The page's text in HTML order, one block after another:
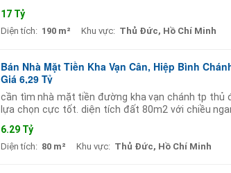
17 Tỷ
Diện tích: 190 m² Khu vực: Thủ Đức, Hồ Chí Minh
Bán Nhà Mặt Tiền Kha Vạn Cân, Hiệp Bình
Giá 6,29 Tỷ
cần tìm nhà mặt tiền đường kha vạn chánh tp thủ
lựa chọn cực tốt. diện tích đất 80m2 với chiều
6.29 Tỷ
Diện tích: 80 m² Khu vực: Thủ Đức, Hồ Chí Minh